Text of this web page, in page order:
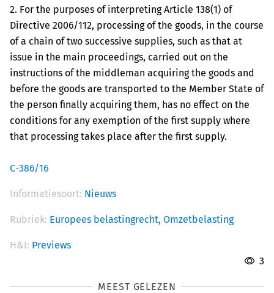
2. For the purposes of interpreting Article 138(1) of
Directive 2006/112, processing of the goods, in the course
of a chain of two successive supplies, such as that at
issue in the main proceedings, carried out on the
instructions of the middleman acquiring the goods and
before the goods are transported to the Member State of
the person finally acquiring them, has no effect on the
conditions for any exemption of the first supply where
that processing takes place after the first supply.
C-386/16
Informatiesoort: Nieuws
Rubriek: Europees belastingrecht, Omzetbelasting
H&I: Previews
3
MEEST GELEZEN